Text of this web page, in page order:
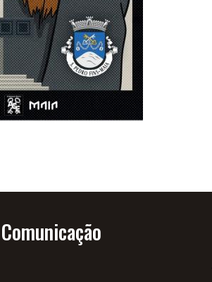
Comunicação